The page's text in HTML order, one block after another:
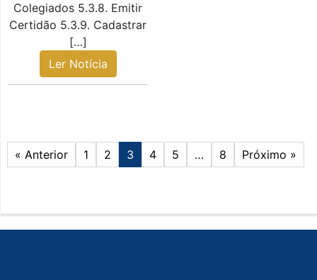
Colegiados 5.3.8. Emitir
Certidão 5.3.9. Cadastrar
[…]
Ler Notícia
« Anterior 1 2 3 4 5 … 8 Próximo »